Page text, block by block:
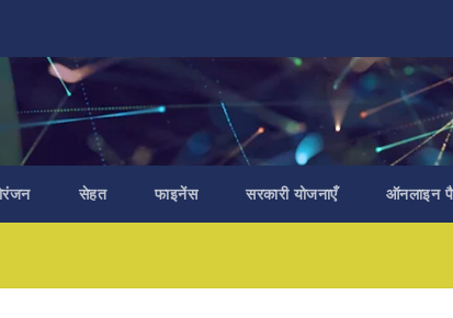
सेहत फाइनेंस सरकारी योजनाएँ ऑनलाइन